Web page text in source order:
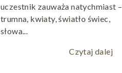
uczestnik zauważa natychmiast –
trumna, kwiaty, światło świec,
słowa...
Czytaj dalej